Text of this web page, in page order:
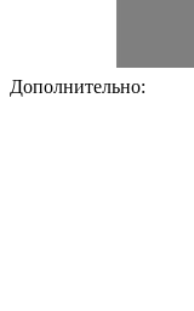
Дополнительно: